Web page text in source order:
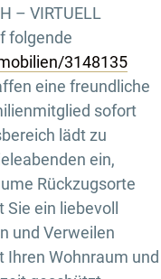
– VIRTUELL
folgende
3148135
eine freundliche
sofort
lädt zu
ein,
Rückzugsorte
ein liebevoll
und Verweilen
Wohnraum und